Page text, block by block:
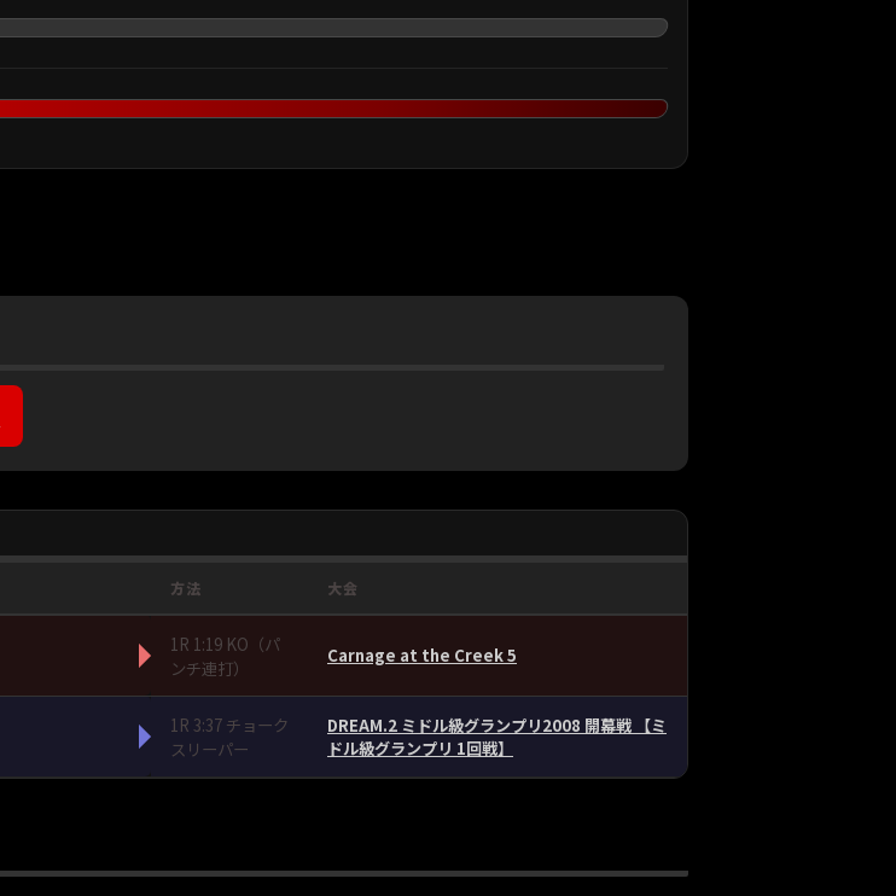
方法 大会
1R 1:19 KO（パ
ンチ連打）
Carnage at the Creek 5
1R 3:37 チョーク
スリーパー
DREAM.2 ミドル級グランプリ2008 開幕戦 【ミ
ドル級グランプリ 1回戦】